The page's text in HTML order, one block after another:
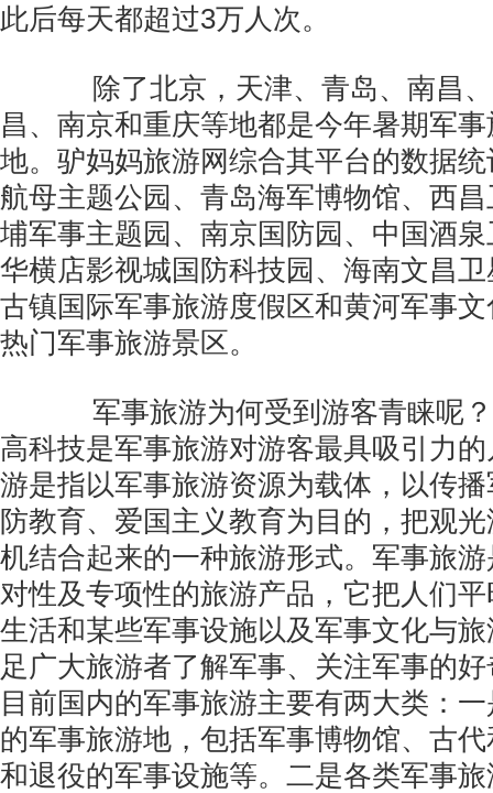
此后每天都超过3万人次。
除了北京，天津、青岛、南昌、
昌、南京和重庆等地都是今年暑期军
地。驴妈妈旅游网综合其平台的数据
航母主题公园、青岛海军博物馆、西
埔军事主题园、南京国防园、中国酒
华横店影视城国防科技园、海南文昌
古镇国际军事旅游度假区和黄河军事
热门军事旅游景区。
军事旅游为何受到游客青睐呢？
高科技是军事旅游对游客最具吸引力
游是指以军事旅游资源为载体，以传
防教育、爱国主义教育为目的，把观
机结合起来的一种旅游形式。军事旅
对性及专项性的旅游产品，它把人们
生活和某些军事设施以及军事文化与
足广大旅游者了解军事、关注军事的
目前国内的军事旅游主要有两大类：
的军事旅游地，包括军事博物馆、古
和退役的军事设施等。二是各类军事